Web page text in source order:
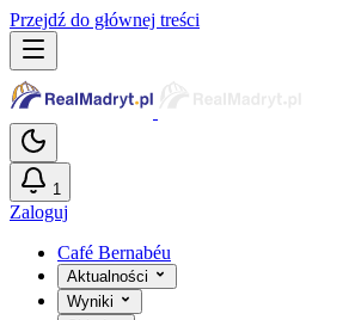
Przejdź do głównej treści
1
Zaloguj
Café Bernabéu
Aktualności
Wyniki